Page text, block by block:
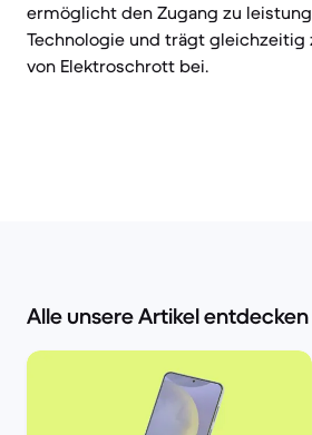
ermöglicht den Zugang zu
Technologie und trägt gleichzeitig
von Elektroschrott bei.
Alle unsere Artikel entdecken